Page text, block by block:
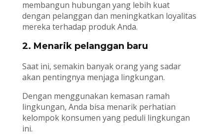
membangun hubungan yang lebih kuat
dengan pelanggan dan meningkatkan loyalitas
mereka terhadap produk Anda.
2. Menarik pelanggan baru
Saat ini, semakin banyak orang yang sadar
akan pentingnya menjaga lingkungan.
Dengan menggunakan kemasan ramah
lingkungan, Anda bisa menarik perhatian
kelompok konsumen yang peduli lingkungan
ini.